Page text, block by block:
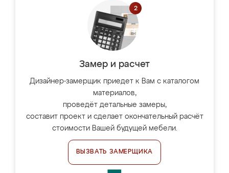
Замер и расчет
Дизайнер-замерщик приедет к Вам с каталогом
материалов,
проведёт детальные замеры,
составит проект и сделает окончательный расчёт
стоимости Вашей будущей мебели.
ВЫЗВАТЬ ЗАМЕРЩИКА